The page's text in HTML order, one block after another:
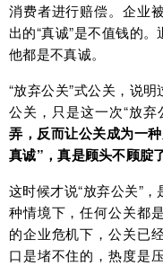
消费者进行赔偿。企业
出的“真诚”是不值钱的
他都是不真诚。
“放弃公关”式公关，说
公关，只是这一次“放弃
弄，反而让公关成为一
真诚”，真是顾头不顾腚
这时候才说“放弃公关”
种情境下，任何公关都
的企业危机下，公关已
口是堵不住的，热度是